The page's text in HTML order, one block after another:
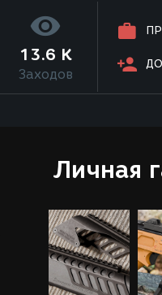
13.6 K
Заходов
Личная